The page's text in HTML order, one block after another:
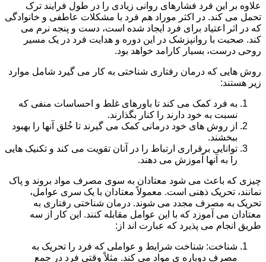
علاوه بر این فرد فشارهای روانی زیادی را در طول فرایند ترک
تحمل می کند. در اکثر موراد هم فرد با مشکلات عاطفی و خانوادگی
که در اثر اعتیاد برای فرد ایجاد شده است، دست و پنجه نرم می
کند. صحبت با روانپزشک در این دوره و هدایت فرد در یک مسیر
روحی درست، بسیار کارامد خواهد بود.
روش هایی که درمان رفتاری شناختی به کار می گیرد شامل موارد
زیر هستند:
به فرد کمک می کند تا باورهای غلط و احساسات منفی که
نسبت به خود دارند را کنار بگذارند.
از روش های خود درمانی کمک می گیرند تا خُلق آنها را بهبود
ببخشند.
توانایی برقراری ارتباط را در آنان تقویت می کند و تکنیک هایی
را به آنها آموزش می دهند.
چیزی که باعث می شود معتادان به سوی مصرف مواد بروند و پاک
نمانند، تحریک ذهنی است. معمولاً معتادان با یک سری عوامل،
تحریک به مصرف مجدد می شوند. درمان شناختی رفتاری به
معتادان می آموزد که با این عوامل مقابله کنند. این کار از سه
طریق انجام می پذیرد که عبارت اند از:
شناخت: شناخت شرایط و عواملی که فرد را تحریک به
مصرف دوباره ی مواد می کند. مثلاً وقتی فرد در جمع